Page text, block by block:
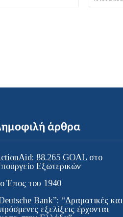
άρθρα
88.265 GOAL στο
Εξωτερικών
Έπος του 1940
Bank”: “Δραματικές και
εξελίξεις έρχονται